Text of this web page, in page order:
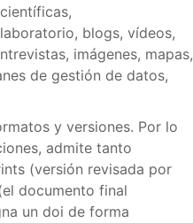
blogs, vídeos,
imágenes, mapas,
de gestión de datos,
y versiones. Por lo
admite tanto
(versión revisada por
documento final
un doi de forma